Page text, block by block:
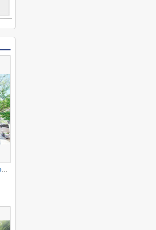
日興パレス登戸(Nikko Palace Noborito)